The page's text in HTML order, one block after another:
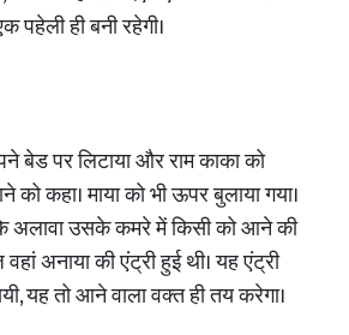
पहेली ही बनी रहेगी।
पर लिटाया और राम काका को
को कहा। माया को भी ऊपर बुलाया गया।
अलावा उसके कमरे में किसी को आने की
अनाया की एंट्री हुई थी। यह एंट्री
यह तो आने वाला वक्त ही तय करेगा।